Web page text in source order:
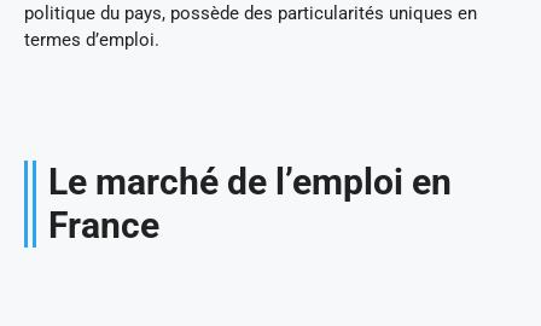
politique du pays, possède des particularités uniques en
termes d’emploi.
Le marché de l’emploi en
France